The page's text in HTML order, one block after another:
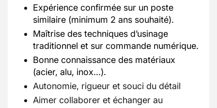
Expérience confirmée sur un poste
similaire (minimum 2 ans souhaité).
Maîtrise des techniques d’usinage
traditionnel et sur commande numérique.
Bonne connaissance des matériaux
(acier, alu, inox…).
Autonomie, rigueur et souci du détail
Aimer collaborer et échanger au